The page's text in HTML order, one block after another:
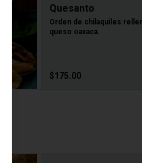
Quesanto
Orden de chilaquiles
queso oaxaca.
$175.00